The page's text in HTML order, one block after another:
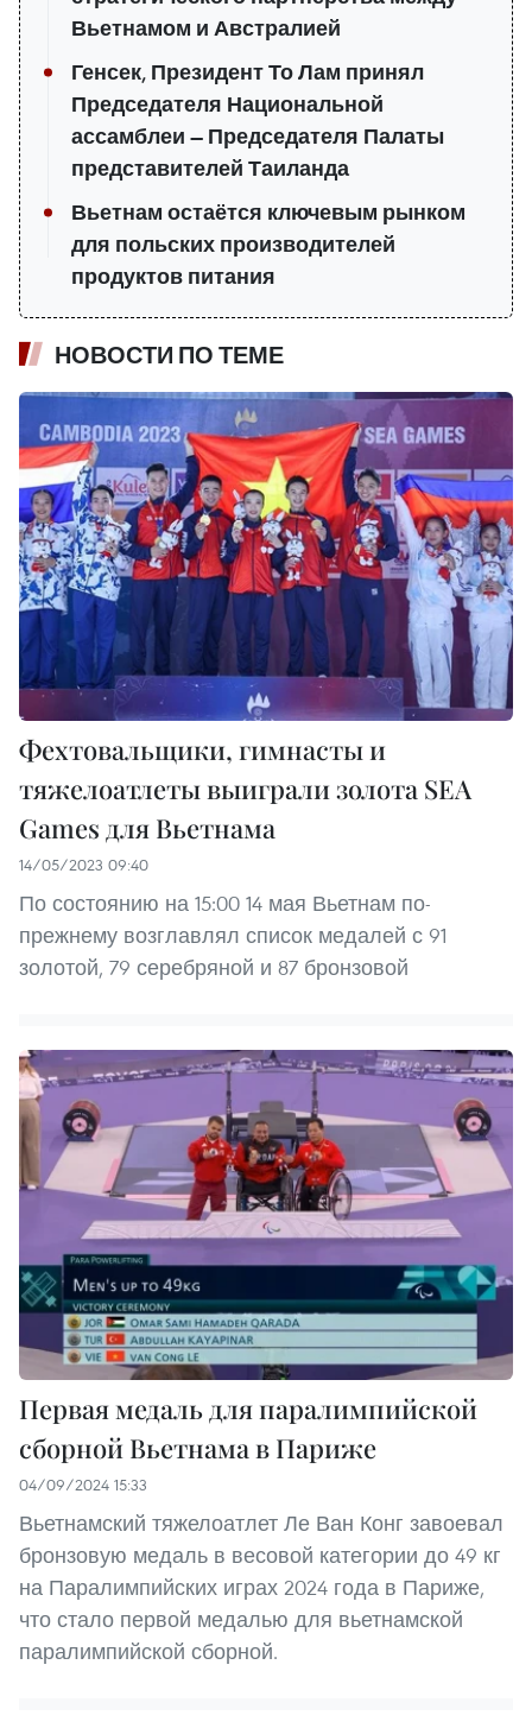
Вьетнамом и Австралией
Генсек, Президент То Лам принял
Председателя Национальной
ассамблеи — Председателя Палаты
представителей Таиланда
Вьетнам остаётся ключевым рынком
для польских производителей
продуктов питания
НОВОСТИ ПО ТЕМЕ
Фехтовальщики, гимнасты и
тяжелоатлеты выиграли золота SEA
Games для Вьетнама
14/05/2023 09:40
По состоянию на 15:00 14 мая Вьетнам по-
прежнему возглавлял список медалей с 91
золотой, 79 серебряной и 87 бронзовой
Первая медаль для паралимпийской
сборной Вьетнама в Париже
04/09/2024 15:33
Вьетнамский тяжелоатлет Ле Ван Конг завоевал
бронзовую медаль в весовой категории до 49 кг
на Паралимпийских играх 2024 года в Париже,
что стало первой медалью для вьетнамской
паралимпийской сборной.